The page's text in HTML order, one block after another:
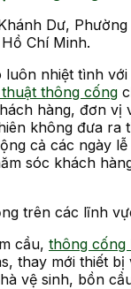
Dư,
Chí Minh.
luôn nhiệt tình
thông cống
hàng, đơn vị
không đưa ra
cả các ngày
sóc khách
trên các lĩnh
cầu, thông cống
thay mới thiết bị
vệ sinh, bồn